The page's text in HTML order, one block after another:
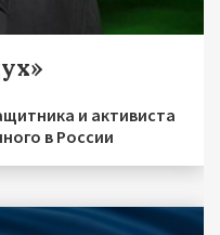
и активиста
в России